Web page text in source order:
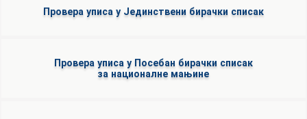
Провера уписа у Јединствени бирачки списак
Провера уписа у Посебан бирачки списак
за националне мањине